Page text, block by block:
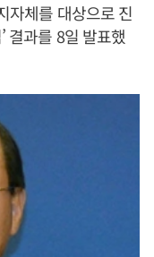
자체를 대상으로 진
결과를 8일 발표했